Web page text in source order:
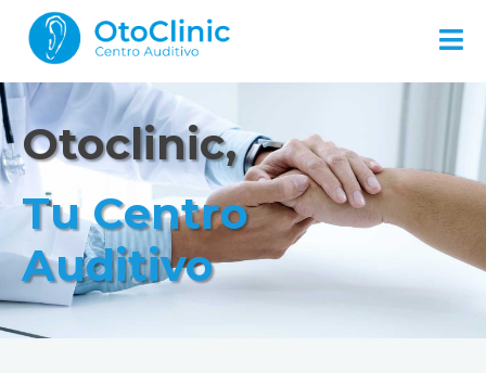
Otoclinic,
Tu Centro
Auditivo